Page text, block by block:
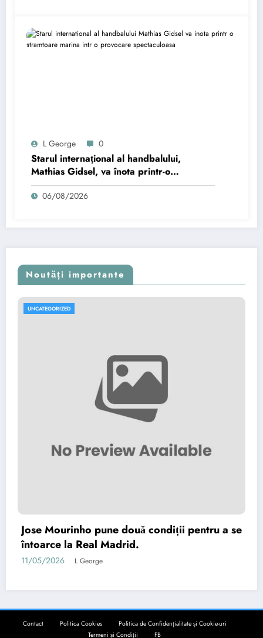
L George 0
Starul internațional al handbalului,
Mathias Gidsel, va înota printr-o
strâmtoare marină într-o provocare
spectaculoasă.
06/08/2026
Noutăți importante
UNCATEGORIZED
Jose Mourinho pune două condiții pentru a se
întoarce la Real Madrid.
11/05/2026 L George
Contact Politica Cookies
Politica de Confidențialitate și Cookie-uri
Termeni și Condiții
FB